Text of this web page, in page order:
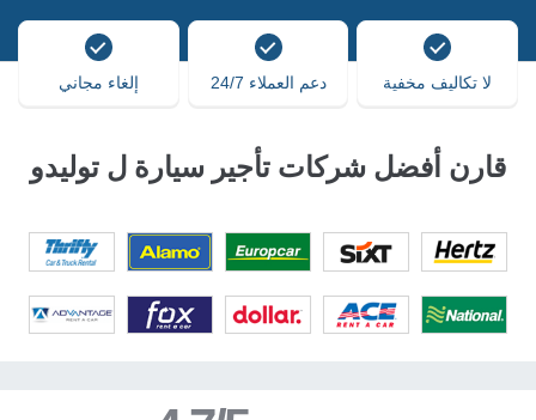
لا تكاليف مخفية دعم العملاء 24/7 إلغاء مجاني
قارن أفضل شركات تأجير سيارة ل توليدو